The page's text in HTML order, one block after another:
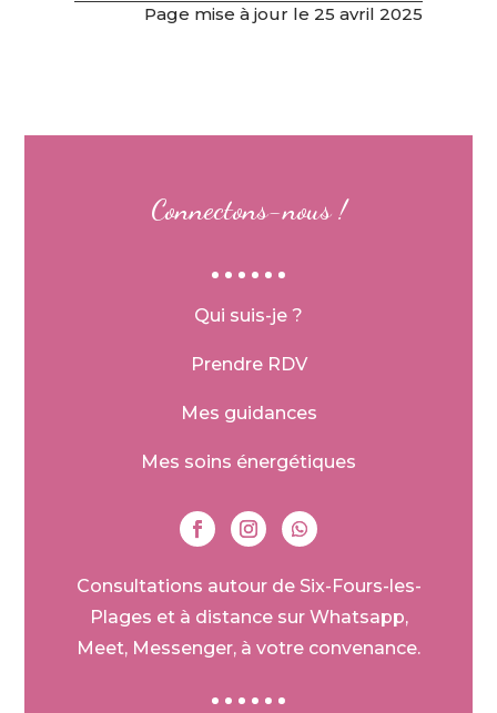
Page mise à jour le 25 avril 2025
Connectons-nous !
Qui suis-je ?
Prendre RDV
Mes guidances
Mes soins énergétiques
Consultations autour de Six-Fours-les-
Plages et à distance sur Whatsapp,
Meet, Messenger, à votre convenance.